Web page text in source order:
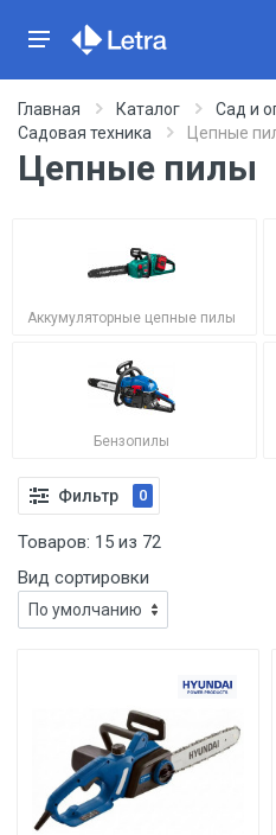
Главная Каталог
Сад и
Садовая техника
Цепные
Цепные пилы
Аккумуляторные цепные пилы
Бензопилы
Фильтр 0
Товаров: 15 из 72
Вид сортировки